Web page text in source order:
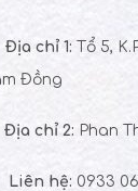
Địa chỉ 1: Tổ 5,
Đồng
Địa chỉ 2: Phan
Liên hệ: 0933